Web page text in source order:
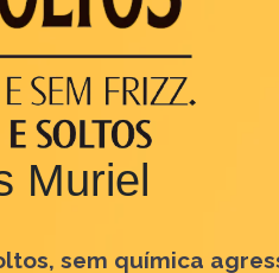
Muriel